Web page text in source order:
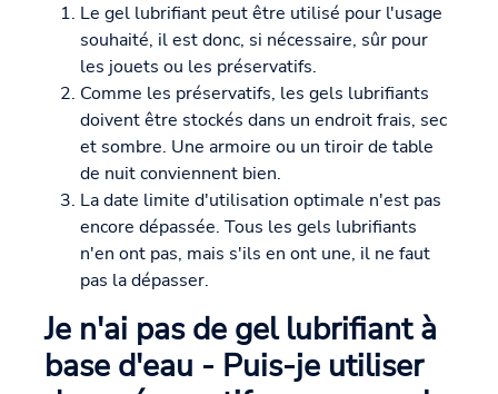
Le gel lubrifiant peut être utilisé pour l'usage
souhaité, il est donc, si nécessaire, sûr pour
les jouets ou les préservatifs.
Comme les préservatifs, les gels lubrifiants
doivent être stockés dans un endroit frais, sec
et sombre. Une armoire ou un tiroir de table
de nuit conviennent bien.
La date limite d'utilisation optimale n'est pas
encore dépassée. Tous les gels lubrifiants
n'en ont pas, mais s'ils en ont une, il ne faut
pas la dépasser.
Je n'ai pas de gel lubrifiant à
base d'eau - Puis-je utiliser